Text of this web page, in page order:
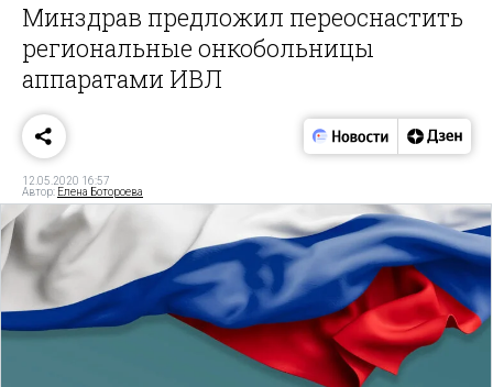
Минздрав предложил переоснастить
региональные онкобольницы
аппаратами ИВЛ
12.05.2020 16:57
Автор: Елена Ботороева